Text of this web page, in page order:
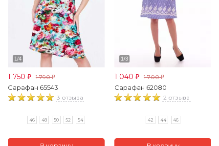
1 750 ₽ 1 790₽
Сарафан 65543
3 отзыва
46 48 50 52 54
1 040 ₽ 1 700₽
Сарафан 62080
2 отзыва
42 44 46